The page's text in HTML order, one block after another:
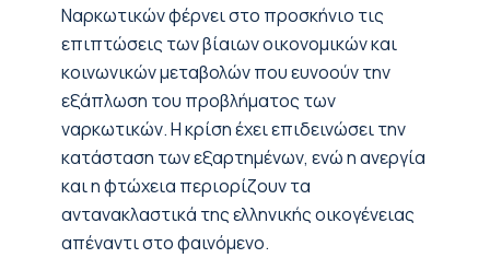
Ναρκωτικών φέρνει στο προσκήνιο τις
επιπτώσεις των βίαιων οικονομικών και
κοινωνικών μεταβολών που ευνοούν την
εξάπλωση του προβλήματος των
ναρκωτικών. Η κρίση έχει επιδεινώσει την
κατάσταση των εξαρτημένων, ενώ η ανεργία
και η φτώχεια περιορίζουν τα
αντανακλαστικά της ελληνικής οικογένειας
απέναντι στο φαινόμενο.